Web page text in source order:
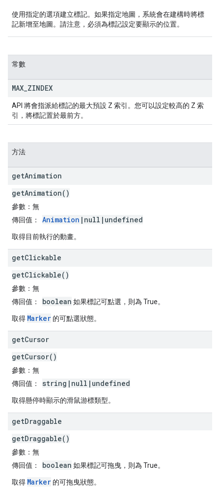
使用指定的選項建立標記。如果指定地圖，系統會在建構時將標
記新增至地圖。請注意，必須為標記設定要顯示的位置。
常數
MAX ZINDEX
API 將會指派給標記的最大預設 Z 索引。您可以設定較高的 Z 索
引，將標記置於最前方。
方法
getAnimation
getAnimation()
參數： 無
傳回值：
Animation |null|undefined
取得目前執行的動畫。
getClickable
getClickable()
參數： 無
傳回值：
boolean 如果標記可點選，則為 True。
取得 Marker 的可點選狀態。
getCursor
getCursor()
參數： 無
傳回值：
string|null|undefined
取得懸停時顯示的滑鼠游標類型。
getDraggable
getDraggable()
參數： 無
傳回值：
boolean 如果標記可拖曳，則為 True。
取得 Marker 的可拖曳狀態。